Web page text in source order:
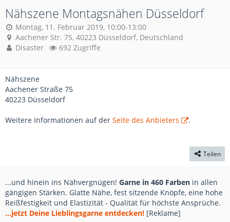
Nähszene Montagsnähen Düsseldorf
Montag, 11. Februar 2019, 10:00-13:00
Aachener Str. 75, 40223 Düsseldorf, Deutschland
Disaster
692 Zugriffe
Nähszene
Aachener Straße 75
40223 Düsseldorf
Weitere Informationen auf der Seite des Anbieters .
Teilen
...und hinein ins Nähvergnügen! Garne in 460 Farben in allen
gängigen Stärken. Glatte Nähe, fest sitzende Knöpfe, eine hohe
Reißfestigkeit und Elastizität - Qualität für höchste Ansprüche.
...jetzt Deine Lieblingsgarne entdecken! [Reklame]